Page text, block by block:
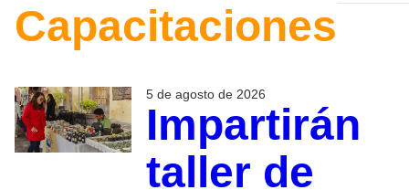
Capacitaciones
5 de agosto de 2026
Impartirán
taller de